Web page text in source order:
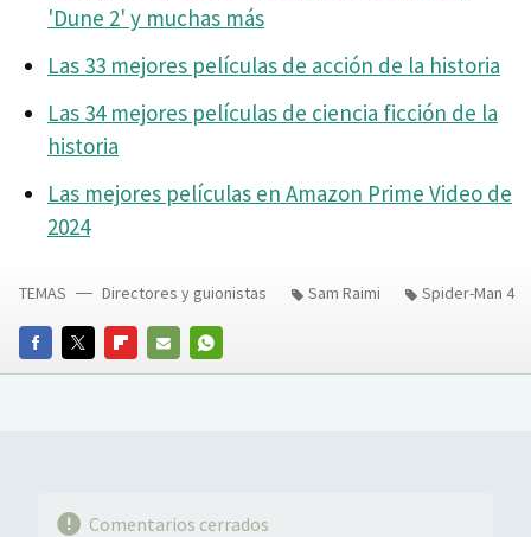
'Dune 2' y muchas más
Las 33 mejores películas de acción de la historia
Las 34 mejores películas de ciencia ficción de la
historia
Las mejores películas en Amazon Prime Video de
2024
FACEBOOKTWITTERFLIPBOARD
E-
WHATSAPP
TEMAS Directores y guionistas Sam Raimi Spider-Man 4
Comentarios cerrados